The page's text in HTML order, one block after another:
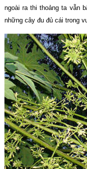
ngoài ra thi thoảng ta vẫn
những cây đu đủ cái trong